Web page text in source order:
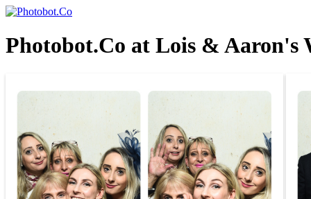
Photobot.Co at Lois & Aaron's